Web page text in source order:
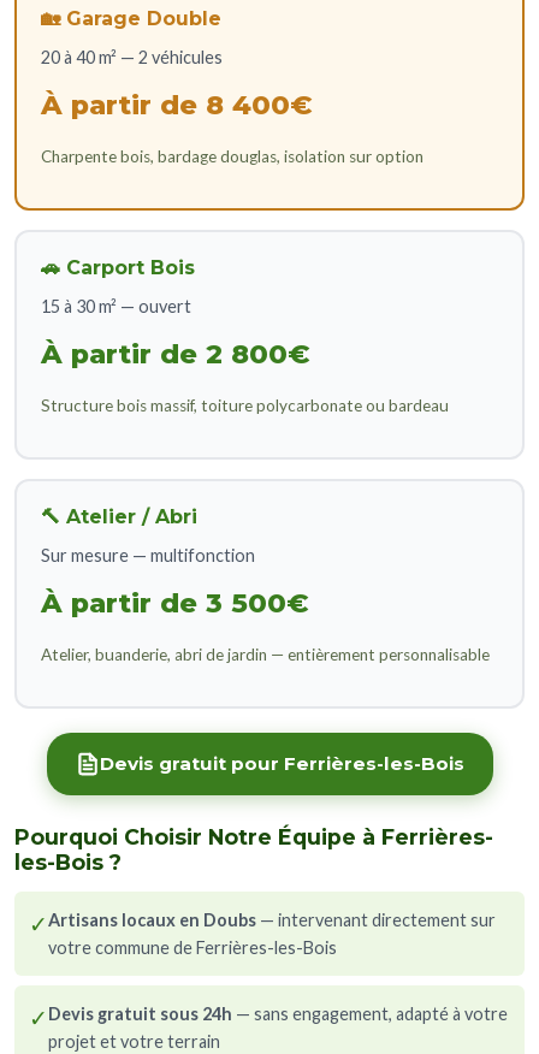
🏡 Garage Double
20 à 40 m² — 2 véhicules
À partir de 8 400€
Charpente bois, bardage douglas, isolation sur option
🚗 Carport Bois
15 à 30 m² — ouvert
À partir de 2 800€
Structure bois massif, toiture polycarbonate ou bardeau
🔨 Atelier / Abri
Sur mesure — multifonction
À partir de 3 500€
Atelier, buanderie, abri de jardin — entièrement personnalisable
Devis gratuit pour Ferrières-les-Bois
Pourquoi Choisir Notre Équipe à Ferrières-
les-Bois ?
✓Artisans locaux en Doubs — intervenant directement sur
votre commune de Ferrières-les-Bois
✓ Devis gratuit sous 24h — sans engagement, adapté à votre
projet et votre terrain